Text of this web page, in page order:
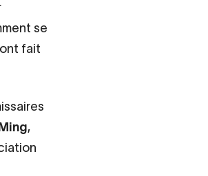
se
fait
,